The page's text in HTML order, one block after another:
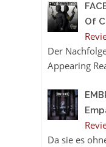
Of
Der
Appearing
Da sie es